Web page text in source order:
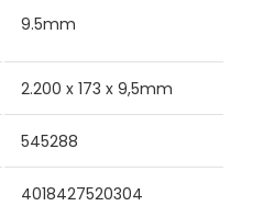
9.5mm
2.200 x 173 x 9,5mm
545288
4018427520304